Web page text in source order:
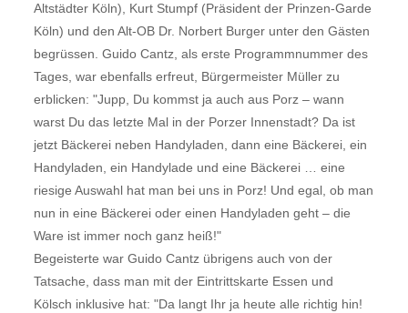
Altstädter Köln), Kurt Stumpf (Präsident der Prinzen-Garde
Köln) und den Alt-OB Dr. Norbert Burger unter den Gästen
begrüssen. Guido Cantz, als erste Programmnummer des
Tages, war ebenfalls erfreut, Bürgermeister Müller zu
erblicken: "Jupp, Du kommst ja auch aus Porz – wann
warst Du das letzte Mal in der Porzer Innenstadt? Da ist
jetzt Bäckerei neben Handyladen, dann eine Bäckerei, ein
Handyladen, ein Handylade und eine Bäckerei … eine
riesige Auswahl hat man bei uns in Porz! Und egal, ob man
nun in eine Bäckerei oder einen Handyladen geht – die
Ware ist immer noch ganz heiß!"
Begeisterte war Guido Cantz übrigens auch von der
Tatsache, dass man mit der Eintrittskarte Essen und
Kölsch inklusive hat: "Da langt Ihr ja heute alle richtig hin!